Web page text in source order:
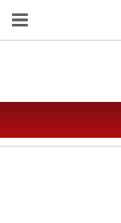
ТРУБЫ
фитинги/
никелированный